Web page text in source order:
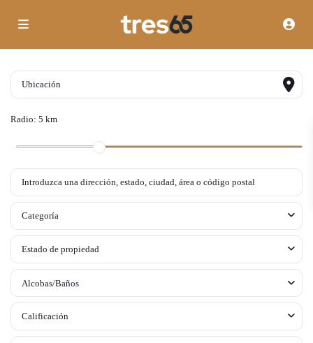
Radio: 5 km
Categoría
Estado de propiedad
Alcobas/Baños
Calificación